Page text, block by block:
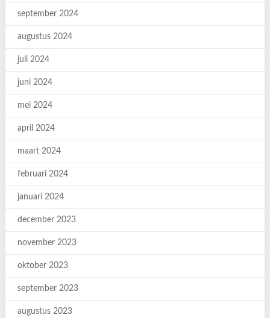
september 2024
augustus 2024
juli 2024
juni 2024
mei 2024
april 2024
maart 2024
februari 2024
januari 2024
december 2023
november 2023
oktober 2023
september 2023
augustus 2023